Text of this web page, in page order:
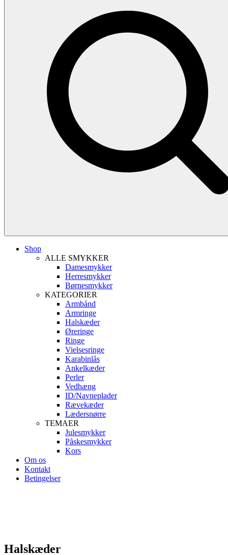
Shop
ALLE SMYKKER
Damesmykker
Herresmykker
Børnesmykker
KATEGORIER
Armbånd
Armringe
Halskæder
Øreringe
Ringe
Vielsesringe
Karabinlås
Ankelkæder
Perler
Vedhæng
ID/Navneplader
Rævekæder
Lædersnørre
TEMAER
Julesmykker
Påskesmykker
Kors
Om os
Kontakt
Betingelser
Halskæder